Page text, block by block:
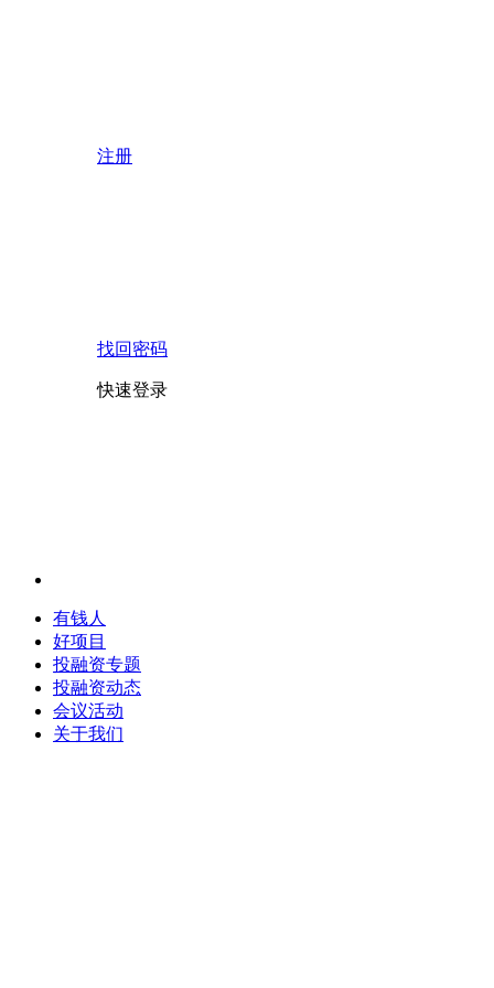
注册
找回密码
快速登录
有钱人
好项目
投融资专题
投融资动态
会议活动
关于我们